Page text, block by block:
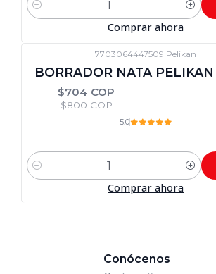
Cantidad
Comprar ahora
7703064447509|Pelikan
BORRADOR NATA
$704 COP
$800 COP
5.0
Cantidad
Comprar ahora
Conócenos